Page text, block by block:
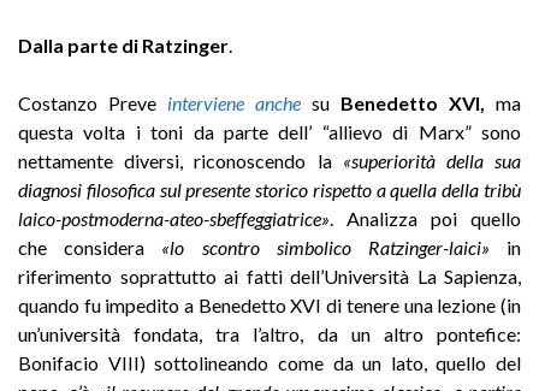
Dalla parte di Ratzinger
Costanzo Preve interviene anche su Benedetto XVI,
ma
questa volta i toni da parte dell’ “allievo di Marx” sono
nettamente diversi, riconoscendo la «superiorità della sua
diagnosi filosofica sul presente storico rispetto a quella della tribù
laico-postmoderna-ateo-sbeffeggiatrice» . Analizza poi quello
che considera «lo scontro simbolico Ratzinger-laici» in
riferimento soprattutto ai fatti dell’Università La Sapienza,
quando fu impedito a Benedetto XVI di tenere una lezione (in
un’università fondata, tra l’altro, da un altro pontefice:
Bonifacio VIII) sottolineando come da un lato, quello del